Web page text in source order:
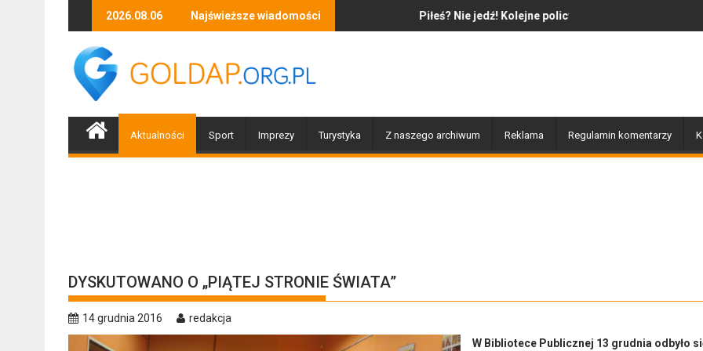
2026.08.06 Najświeższe wiadomości
wystawy Stefana Kierula
Za ciekawość zapłacili 1200 zł Piłeś? Nie jedź! Kolejne policyjne działania „Trzeźwość”Jazz to nie tylko muzyka –
Aktualności Sport Imprezy Turystyka Z naszego archiwum Reklama Regulamin komentarzy
DYSKUTOWANO O „PIĄTEJ STRONIE ŚWIATA”
14 grudnia 2016
redakcja
W Bibliotece Publicznej 13 grudnia odbyło